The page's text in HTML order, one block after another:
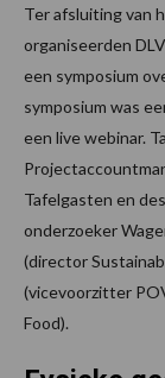
Ter afsluiting van
organiseerden
een symposium
symposium was
een live webinar.
Tafelgasten en
onderzoeker
(director
(vicevoorzitter
Food).